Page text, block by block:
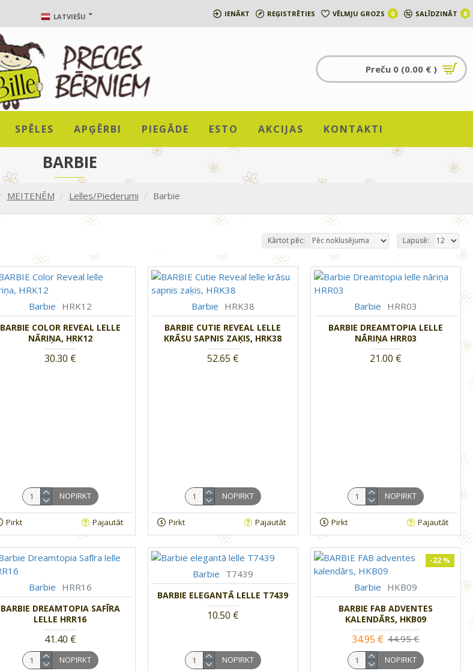
LATVIEŠU IENĀKT REĢISTRĒTIES VĒLMJU GROZS 0 SALĪDZINĀT 0
Preču 0 (0.00 € )
SPĒLES APĢĒRBI PIEGĀDE ESTO AKCIJAS KONTAKTI
MEITENĒM Lelles/Piederumi Barbie
BARBIE
Kārtot pēc: Lapusē:
Barbie HRK12
BARBIE COLOR REVEAL LELLE
NĀRIŅA, HRK12
30.30 €
NOPIRKT
Pirkt Pajautāt
Barbie HRK38
BARBIE CUTIE REVEAL LELLE
KRĀSU SAPNIS ZAĶIS, HRK38
52.65 €
NOPIRKT
Pirkt Pajautāt
Barbie HRR03
BARBIE DREAMTOPIA LELLE
NĀRIŅA HRR03
21.00 €
NOPIRKT
Pirkt Pajautāt
Barbie HRR16
BARBIE DREAMTOPIA SAFĪRA
LELLE HRR16
41.40 €
NOPIRKT
Barbie T7439
BARBIE ELEGANTĀ LELLE T7439
10.50 €
NOPIRKT
-22 %
Barbie HKB09
BARBIE FAB ADVENTES
KALENDĀRS, HKB09
34.95 € 44.95 €
NOPIRKT